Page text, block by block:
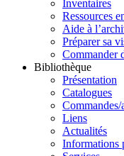
Inventaires
Ressources
Aide à
Préparer sa
Commander
Bibliothèque
Présentation
Catalogues
Liens
Actualités
Informations